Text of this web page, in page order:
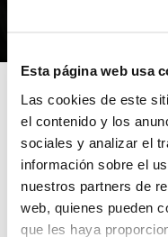
Esta página web usa
Las cookies de este
el contenido y los
sociales y analizar el
información sobre el
nuestros partners de
web, quienes pueden
que les haya
Este lunes, 28 de
tramitación de
procedencia.
Consulta todos los